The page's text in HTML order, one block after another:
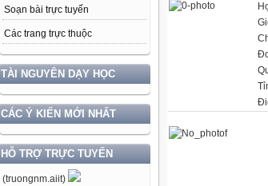
Soạn bài trực tuyến
Các trang trực thuộc
TÀI NGUYÊN DẠY HỌC
CÁC Ý KIẾN MỚI NHẤT
HỖ TRỢ TRỰC TUYẾN
(truongnm.aiit)